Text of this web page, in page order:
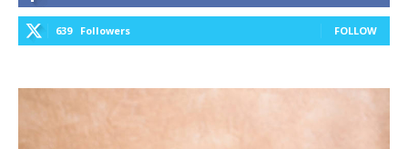
639 Followers FOLLOW